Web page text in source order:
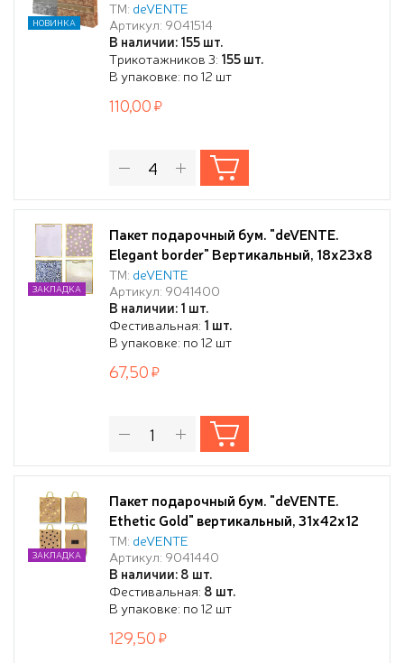
горизонтальный, 32x26x10 см, горячее
тиснение и конгрев, бумага 210 г/м²,
ассорти 4 дизайна
ТМ: deVENTE
Артикул: 9041514
В наличии: 155 шт.
Трикотажников 3: 155 шт.
В упаковке: по 12 шт
НОВИНКА
110,00
Пакет подарочный бум. "deVENTE.
Elegant border" Вертикальный, 18x23x8
см, тиснение фольгой, бумага 210 г/м²,
ассорти 4 дизайна
ТМ: deVENTE
Артикул: 9041400
В наличии: 1 шт.
Фестивальная: 1 шт.
В упаковке: по 12 шт
ЗАКЛАДКА
67,50
Пакет подарочный бум. "deVENTE.
Ethetic Gold" вертикальный, 31x42x12
см, тиснение фольгой, бумага 210 г/м²,
ассорти 4 дизайна
ТМ: deVENTE
Артикул: 9041440
В наличии: 8 шт.
Фестивальная: 8 шт.
В упаковке: по 12 шт
ЗАКЛАДКА
129,50